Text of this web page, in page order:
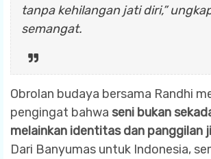
tanpa kehilangan jati diri,”
semangat.
Obrolan budaya bersama Randhi
pengingat bahwa seni bukan
melainkan identitas dan panggilan
Dari Banyumas untuk Indonesia,